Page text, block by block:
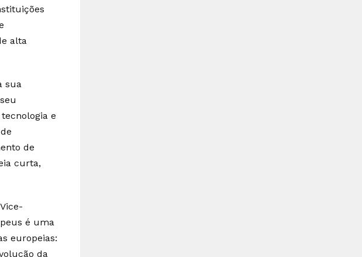
alta
sua
e
de
curta,
é uma
europeias:
da